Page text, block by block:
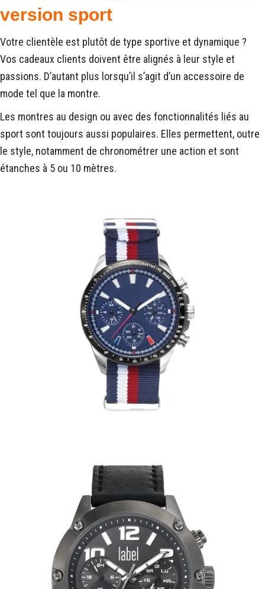
version sport
Votre clientèle est plutôt de type sportive et dynamique ?
Vos cadeaux clients doivent être alignés à leur style et
passions. D’autant plus lorsqu’il s’agit d’un accessoire de
mode tel que la montre.
Les montres au design ou avec des fonctionnalités liés au
sport sont toujours aussi populaires. Elles permettent, outre
le style, notamment de chronométrer une action et sont
étanches à 5 ou 10 mètres.